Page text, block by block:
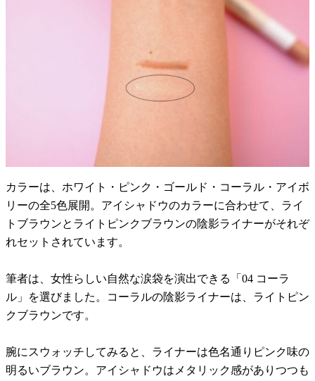
カラーは、ホワイト・ピンク・ゴールド・コーラル・アイボ
リーの全5色展開。アイシャドウのカラーに合わせて、ライ
トブラウンとライトピンクブラウンの陰影ライナーがそれぞ
れセットされています。
筆者は、女性らしい自然な涙袋を演出できる「04 コーラ
ル」を選びました。コーラルの陰影ライナーは、ライトピン
クブラウンです。
腕にスウォッチしてみると、ライナーは色名通りピンク味の
明るいブラウン。アイシャドウはメタリック感がありつつも